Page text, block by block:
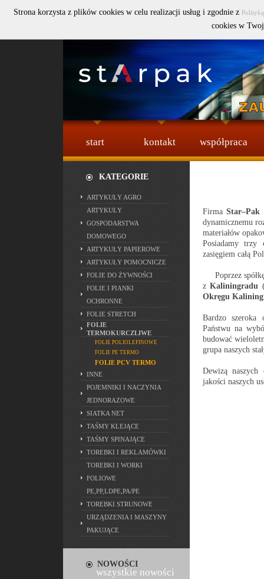
Szukaj :
start kontakt współpraca
KATEGORIE
ARTYKUŁY AGRO
ARTYKUŁY
GOSPODARSTWA
DOMOWEGO
ARTYKUŁY PAPIEROWE
ARTYKUŁY POMOCNICZE
FOLIE DO ŻYWNOŚCI
FOLIE I PIANKI
OCHRONNE
FOLIE STRETCH
FOLIE
TERMOKURCZLIWE
FOLIE POLIOLEFINOWE
FOLIE PE TERMO
FOLIE PCV TERMO
INNE
POJEMNIKI I NACZYNIA
JEDNORAZOWE
SIATKA NET
TAŚMY KLEJĄCE
TAŚMY SPINAJĄCE
TOREBKI I REKLAMÓWKI
TOREBKI I WORKI
FOLIOWE
PE,PP,LDPE,PA/PE
TOREBKI STRUNOWE
URZĄDZENIA I MASZYNY
PAKUJĄCE
NOWOŚCI
wszystkie nowości
FirmaStar–Pak
dynamicznemu
materiałów
Posiadamy trzy
zasięgiem całą
Poprzez
zKaliningradu
Okręgu
Bardzo szeroka
Państwu na
budować
grupa naszych
Dewizą naszych
jakości naszych
Strona korzysta z plików cookies w celu realizacji usług i zgodnie z
cookies w